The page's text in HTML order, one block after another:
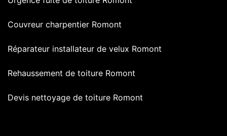
Couvreur charpentier Romont
Réparateur installateur de velux Romont
Rehaussement de toiture Romont
Devis nettoyage de toiture Romont